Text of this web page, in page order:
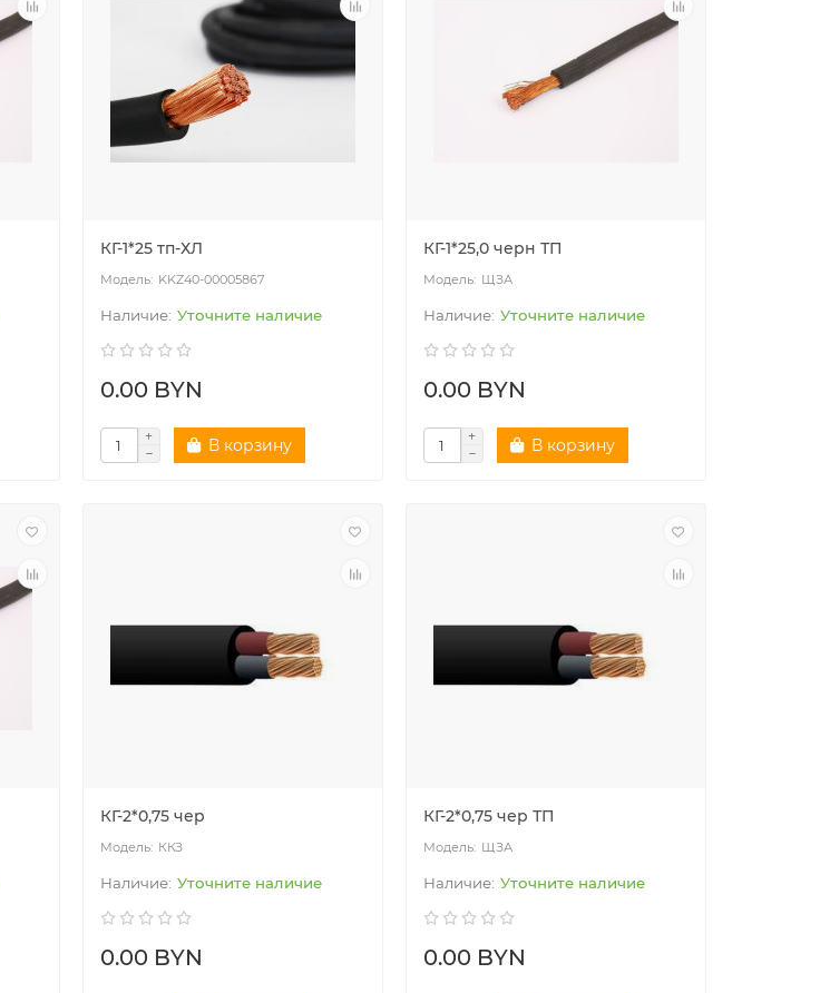
КГ-1*25 тп-ХЛ
KKZ40-00005867
Уточните наличие
0.00 BYN
В корзину
КГ-1*25,0 черн ТП
ЩЗА
Уточните наличие
0.00 BYN
В корзину
КГ-2*0,75 чер
ККЗ
Уточните наличие
0.00 BYN
КГ-2*0,75 чер ТП
ЩЗА
Уточните наличие
0.00 BYN